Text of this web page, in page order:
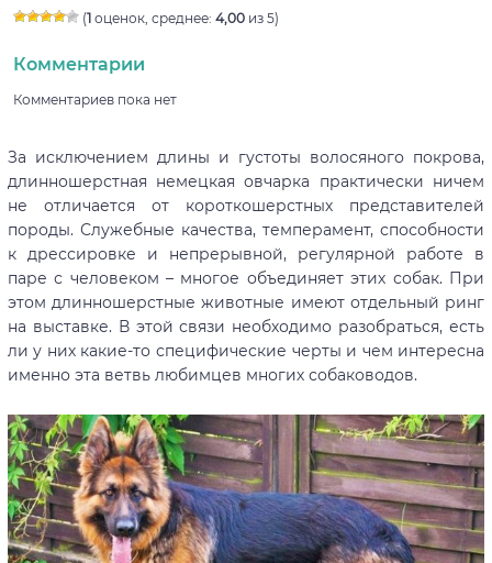
(1оценок, среднее: 4,00из 5)
Комментарии
Комментариев пока нет
За исключением длины и густоты волосяного покрова,
длинношерстная немецкая овчарка практически ничем
не отличается от короткошерстных представителей
породы. Служебные качества, темперамент, способности
к дрессировке и непрерывной, регулярной работе в
паре с человеком – многое объединяет этих собак. При
этом длинношерстные животные имеют отдельный ринг
на выставке. В этой связи необходимо разобраться, есть
ли у них какие-то специфические черты и чем интересна
именно эта ветвь любимцев многих собаководов.